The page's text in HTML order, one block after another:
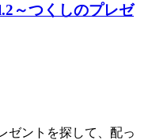
～つくしのプレゼ
ゼントを探して、配っ